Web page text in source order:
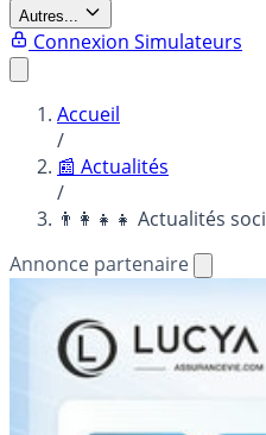
Autres...
Connexion Simulateurs
Accueil
/
📰 Actualités
/
👨‍👩‍👧‍👧 Actualités
Annonce partenaire